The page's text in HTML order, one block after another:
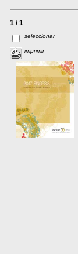
1 / 1
seleccionar
imprimir